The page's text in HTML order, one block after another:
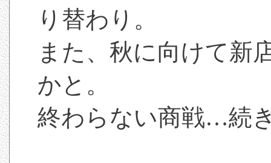
り替わり。
また、秋に向けて新
かと。
終わらない商戦…続